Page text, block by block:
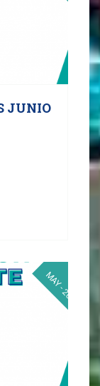
JUNIO
MAY - 2026